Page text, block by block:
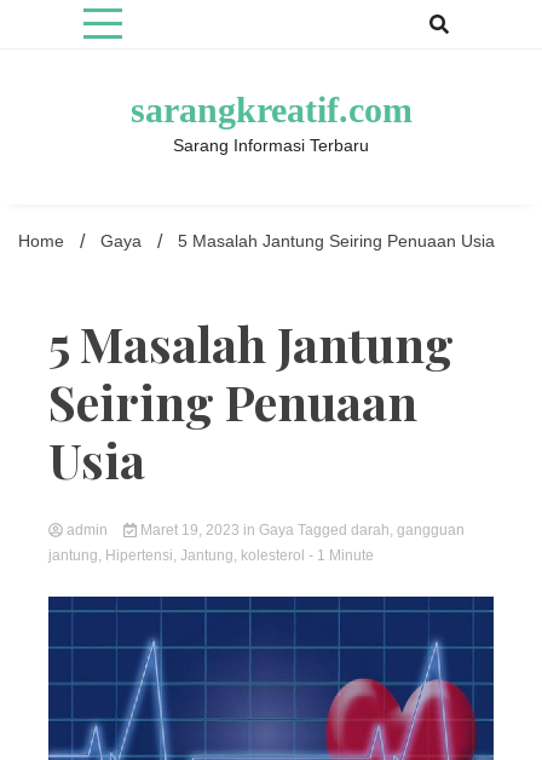
sarangkreatif.com
Sarang Informasi Terbaru
Home Gaya 5 Masalah Jantung Seiring Penuaan Usia
5 Masalah Jantung
Seiring Penuaan
Usia
admin Maret 19, 2023 in Gaya Tagged darah, gangguan
jantung, Hipertensi, Jantung, kolesterol - 1 Minute